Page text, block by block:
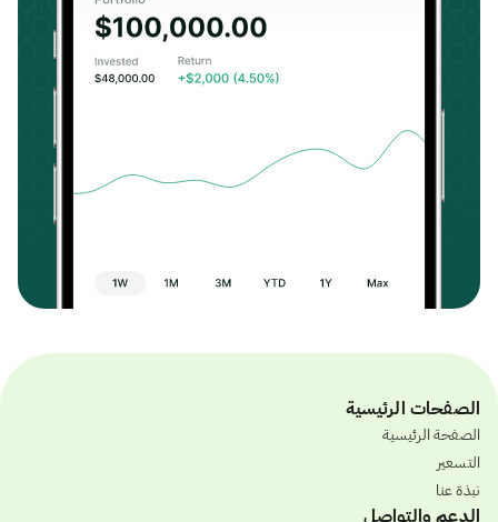
الصفحات الرئيسية
الصفحة الرئيسية
التسعير
نبذة عنا
الدعم والتواصل